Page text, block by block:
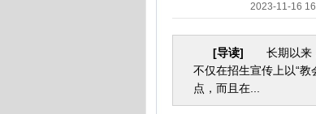
2023-11-16
[导读] 长期以来，
不仅在招生宣传上以“教
点，而且在...